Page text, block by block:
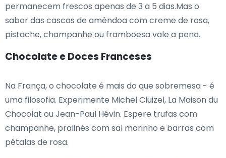
permanecem frescos apenas de 3 a 5 dias.Mas o
sabor das cascas de amêndoa com creme de rosa,
pistache, champanhe ou framboesa vale a pena.
Chocolate e Doces Franceses
Na França, o chocolate é mais do que sobremesa - é
uma filosofia. Experimente Michel Cluizel, La Maison du
Chocolat ou Jean-Paul Hévin. Espere trufas com
champanhe, pralinés com sal marinho e barras com
pétalas de rosa.